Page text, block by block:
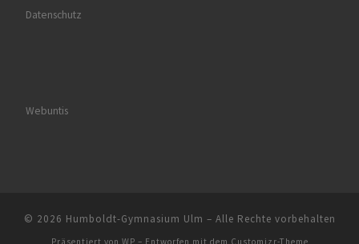
Datenschutz
Webuntis
© 2026 Humboldt-Gymnasium Ulm – Alle Rechte vorbehalten